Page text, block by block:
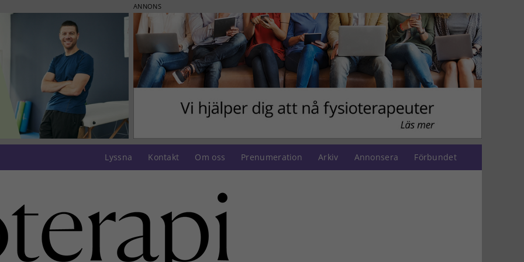
ANNONS
Lyssna Kontakt Om oss Prenumeration Arkiv Annonsera Förbundet